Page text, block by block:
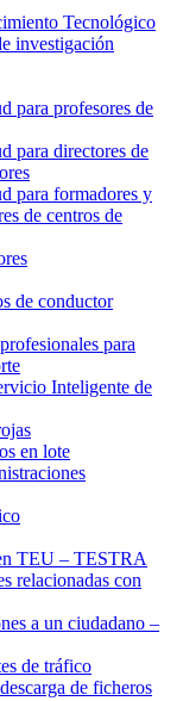
Tecnológico
investigación
para profesores de
para directores de
para formadores y
de centros de
de conductor
para
Inteligente de
en lote
TEU – TESTRA
relacionadas con
a un ciudadano –
de tráfico
de ficheros